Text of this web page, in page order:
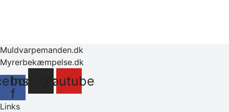
Muldvarpemanden.dk
Myrerbekæmpelse.dk
f
InstagramYoutube
Links